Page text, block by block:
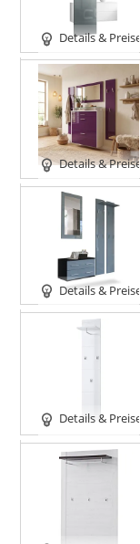
Details & Preise
Details & Preise
Details & Preise
Details & Preise